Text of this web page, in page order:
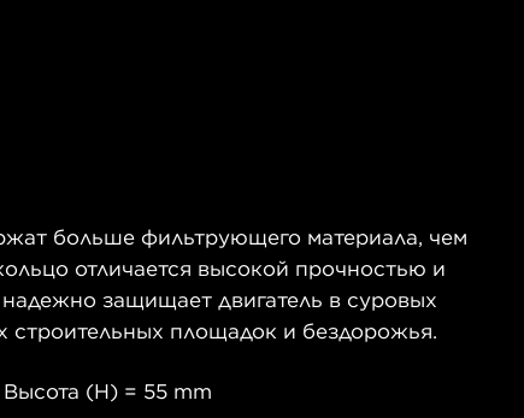
больше фильтрующего материала, чем
отличается высокой прочностью и
защищает двигатель в суровых
строительных площадок и бездорожья.
(H) = 55 mm